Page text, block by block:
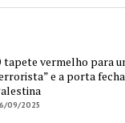
tapete vermelho para
e a porta
09/2025